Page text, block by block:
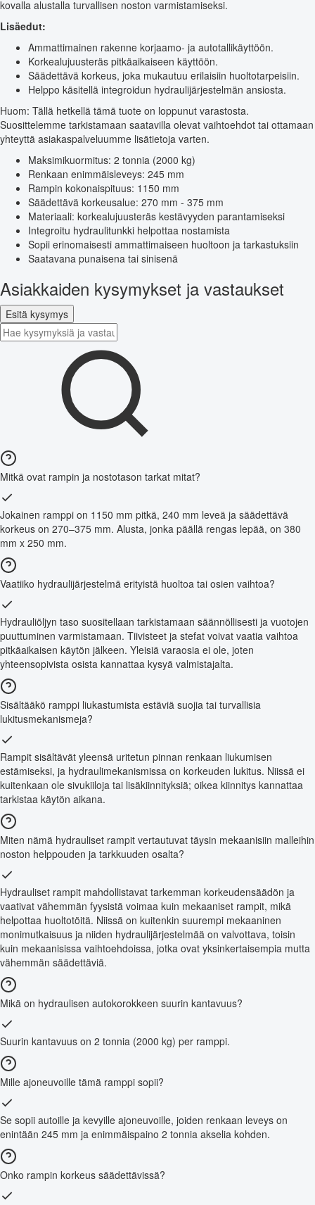
kovalla alustalla turvallisen noston varmistamiseksi.
Lisäedut:
Ammattimainen rakenne korjaamo- ja autotallikäyttöön.
Korkealujuusteräs pitkäaikaiseen käyttöön.
Säädettävä korkeus, joka mukautuu erilaisiin huoltotarpeisiin.
Helppo käsitellä integroidun hydraulijärjestelmän ansiosta.
Huom: Tällä hetkellä tämä tuote on loppunut varastosta.
Suosittelemme tarkistamaan saatavilla olevat vaihtoehdot tai ottamaan
yhteyttä asiakaspalveluumme lisätietoja varten.
Maksimikuormitus: 2 tonnia (2000 kg)
Renkaan enimmäisleveys: 245 mm
Rampin kokonaispituus: 1150 mm
Säädettävä korkeusalue: 270 mm - 375 mm
Materiaali: korkealujuusteräs kestävyyden parantamiseksi
Integroitu hydraulitunkki helpottaa nostamista
Sopii erinomaisesti ammattimaiseen huoltoon ja tarkastuksiin
Saatavana punaisena tai sinisenä
Asiakkaiden kysymykset ja vastaukset
Esitä kysymys
Mitkä ovat rampin ja nostotason tarkat mitat?
Jokainen ramppi on 1150 mm pitkä, 240 mm leveä ja säädettävä
korkeus on 270–375 mm. Alusta, jonka päällä rengas lepää, on 380
mm x 250 mm.
Vaatiiko hydraulijärjestelmä erityistä huoltoa tai osien vaihtoa?
Hydrauliöljyn taso suositellaan tarkistamaan säännöllisesti ja vuotojen
puuttuminen varmistamaan. Tiivisteet ja stefat voivat vaatia vaihtoa
pitkäaikaisen käytön jälkeen. Yleisiä varaosia ei ole, joten
yhteensopivista osista kannattaa kysyä valmistajalta.
Sisältääkö ramppi liukastumista estäviä suojia tai turvallisia
lukitusmekanismeja?
Rampit sisältävät yleensä uritetun pinnan renkaan liukumisen
estämiseksi, ja hydraulimekanismissa on korkeuden lukitus. Niissä ei
kuitenkaan ole sivukiiloja tai lisäkiinnityksiä; oikea kiinnitys kannattaa
tarkistaa käytön aikana.
Miten nämä hydrauliset rampit vertautuvat täysin mekaanisiin malleihin
noston helppouden ja tarkkuuden osalta?
Hydrauliset rampit mahdollistavat tarkemman korkeudensäädön ja
vaativat vähemmän fyysistä voimaa kuin mekaaniset rampit, mikä
helpottaa huoltotöitä. Niissä on kuitenkin suurempi mekaaninen
monimutkaisuus ja niiden hydraulijärjestelmää on valvottava, toisin
kuin mekaanisissa vaihtoehdoissa, jotka ovat yksinkertaisempia mutta
vähemmän säädettäviä.
Mikä on hydraulisen autokorokkeen suurin kantavuus?
Suurin kantavuus on 2 tonnia (2000 kg) per ramppi.
Mille ajoneuvoille tämä ramppi sopii?
Se sopii autoille ja kevyille ajoneuvoille, joiden renkaan leveys on
enintään 245 mm ja enimmäispaino 2 tonnia akselia kohden.
Onko rampin korkeus säädettävissä?